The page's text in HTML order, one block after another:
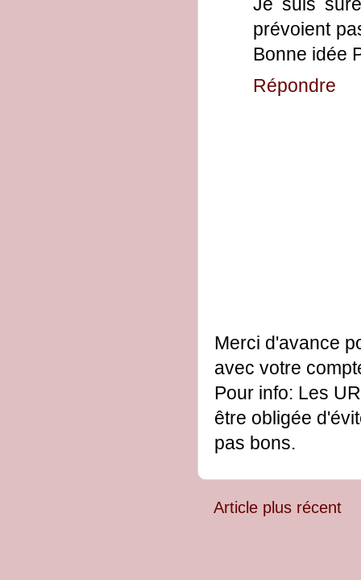
Je suis
prévoient
Bonne idée
Répondre
Merci d'avance
avec votre
Pour info: Les
être obligée
pas bons.
Article plus récent